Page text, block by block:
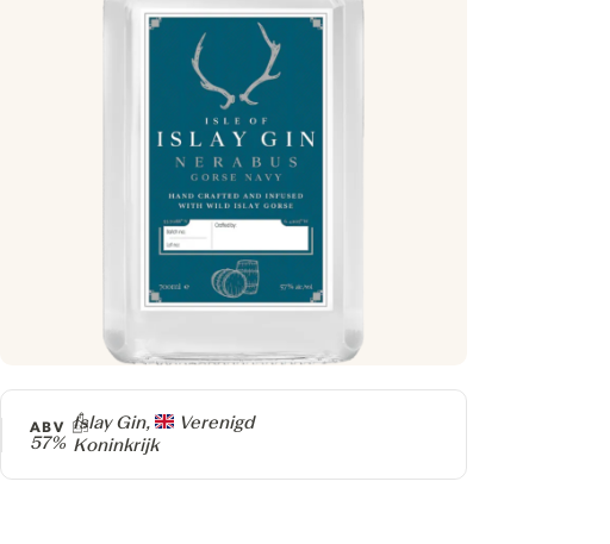
Producer
Islay Gin,
Verenigd
Koninkrijk
ABV
57%